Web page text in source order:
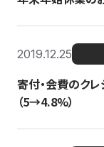
2019.12.25
寄付・会費のク
（5→4.8%）